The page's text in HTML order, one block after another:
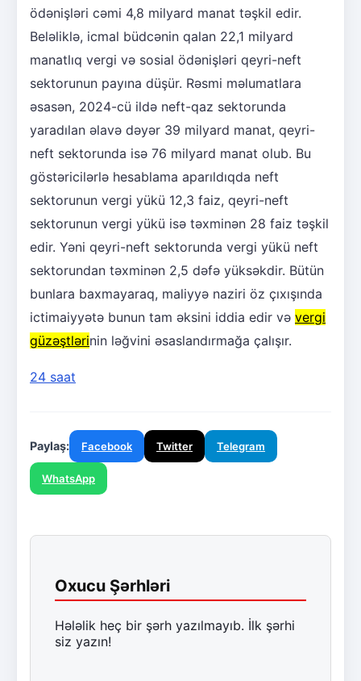
ödənişləri cəmi 4,8 milyard manat təşkil edir.
Beləliklə, icmal büdcənin qalan 22,1 milyard
manatlıq vergi və sosial ödənişləri qeyri-neft
sektorunun payına düşür. Rəsmi məlumatlara
əsasən, 2024-cü ildə neft-qaz sektorunda
yaradılan əlavə dəyər 39 milyard manat, qeyri-
neft sektorunda isə 76 milyard manat olub. Bu
göstəricilərlə hesablama aparıldıqda neft
sektorunun vergi yükü 12,3 faiz, qeyri-neft
sektorunun vergi yükü isə təxminən 28 faiz təşkil
edir. Yəni qeyri-neft sektorunda vergi yükü neft
sektorundan təxminən 2,5 dəfə yüksəkdir. Bütün
bunlara baxmayaraq, maliyyə naziri öz çıxışında
ictimaiyyətə bunun tam əksini iddia edir və vergi
güzəştlərinin ləğvini əsaslandırmağa çalışır.
24 saat
Paylaş: Facebook Twitter Telegram
WhatsApp
Oxucu Şərhləri
Hələlik heç bir şərh yazılmayıb. İlk şərhi
siz yazın!